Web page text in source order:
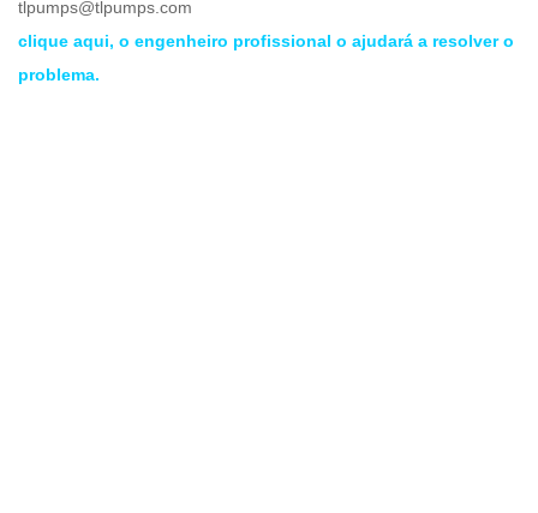
tlpumps@tlpumps.com
clique aqui, o engenheiro profissional o ajudará a resolver o
problema.